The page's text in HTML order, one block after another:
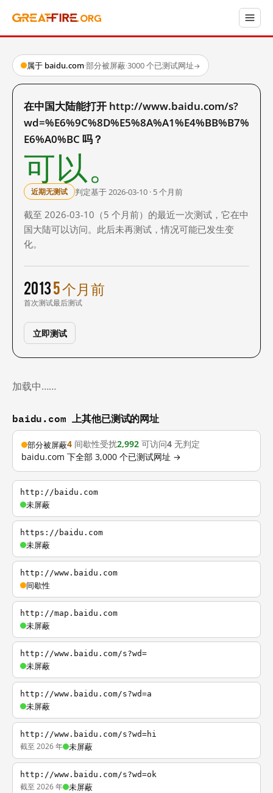
属于 baidu.com·部分被屏蔽·3000 个已测试网址→
在中国大陆能打开 http://www.baidu.com/s?
wd=%E6%9C%8D%E5%8A%A1%E4%BB%B7%
E6%A0%BC 吗？
可以。
近期无测试 判定基于 2026-03-10 · 5 个月前
截至 2026-03-10（5 个月前）的最近一次测试，它在中
国大陆可以访问。此后未再测试，情况可能已发生变
化。
2013
首次测试
5 个月前
最后测试
立即测试
加载中……
baidu.com 上其他已测试的网址
部分被屏蔽4 间歇性受扰2,992 可访问4 无判定
baidu.com 下全部 3,000 个已测试网址 →
http://baidu.com
未屏蔽
https://baidu.com
未屏蔽
http://www.baidu.com
间歇性
http://map.baidu.com
未屏蔽
http://www.baidu.com/s?wd=
未屏蔽
http://www.baidu.com/s?wd=a
未屏蔽
http://www.baidu.com/s?wd=hi
截至 2026 年 未屏蔽
http://www.baidu.com/s?wd=ok
截至 2026 年 未屏蔽